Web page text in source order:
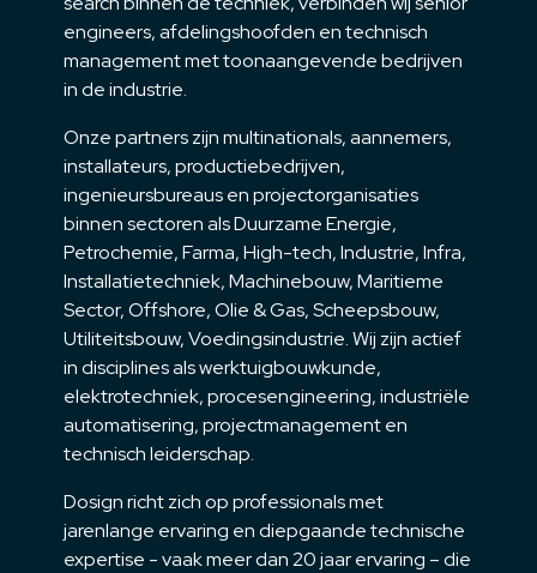
engineers, afdelingshoofden en technisch
management met toonaangevende bedrijven
in de industrie.
Onze partners zijn multinationals, aannemers,
installateurs, productiebedrijven,
ingenieursbureaus en projectorganisaties
binnen sectoren als Duurzame Energie,
Petrochemie, Farma, High-tech, Industrie, Infra,
Installatietechniek, Machinebouw, Maritieme
Sector, Offshore, Olie & Gas, Scheepsbouw,
Utiliteitsbouw, Voedingsindustrie. Wij zijn actief
in disciplines als werktuigbouwkunde,
elektrotechniek, procesengineering, industriële
automatisering, projectmanagement en
technisch leiderschap.
Dosign richt zich op professionals met
jarenlange ervaring en diepgaande technische
expertise - vaak meer dan 20 jaar ervaring – die